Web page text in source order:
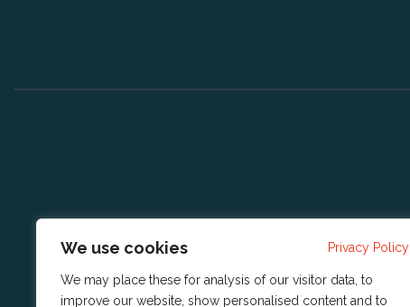
We use cookies Privacy Policy
We may place these for analysis of our visitor data, to
improve our website, show personalised content and to